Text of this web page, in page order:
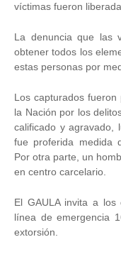
víctimas fueron
La denuncia que las
obtener todos los
estas personas por
Los capturados
la Nación por los
calificado y agravado,
fue proferida medida
Por otra parte, un
en centro carcelario.
El GAULA invita a
línea de emergencia
extorsión.